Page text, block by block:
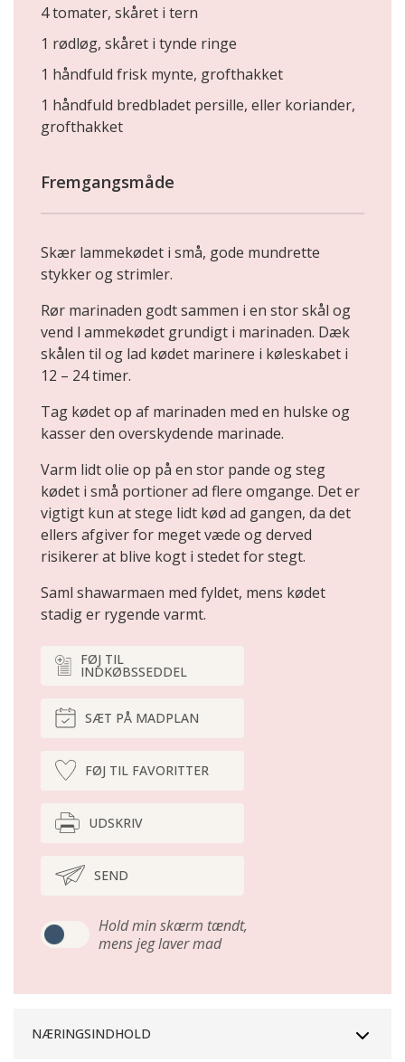
4 tomater, skåret i tern
1 rødløg, skåret i tynde ringe
1 håndfuld frisk mynte, grofthakket
1 håndfuld bredbladet persille, eller koriander,
grofthakket
Fremgangsmåde
Skær lammekødet i små, gode mundrette
stykker og strimler.
Rør marinaden godt sammen i en stor skål og
vend l ammekødet grundigt i marinaden. Dæk
skålen til og lad kødet marinere i køleskabet i
12 – 24 timer.
Tag kødet op af marinaden med en hulske og
kasser den overskydende marinade.
Varm lidt olie op på en stor pande og steg
kødet i små portioner ad flere omgange. Det er
vigtigt kun at stege lidt kød ad gangen, da det
ellers afgiver for meget væde og derved
risikerer at blive kogt i stedet for stegt.
Saml shawarmaen med fyldet, mens kødet
stadig er rygende varmt.
FØJ TIL
INDKØBSSEDDEL
SÆT PÅ MADPLAN
FØJ TIL FAVORITTER
UDSKRIV
SEND
Hold min skærm tændt,
mens jeg laver mad
NÆRINGSINDHOLD